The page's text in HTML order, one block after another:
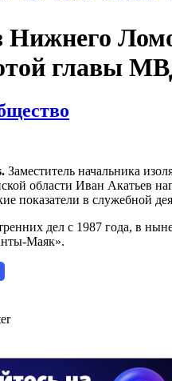
главы
Заместитель начальника
области Иван Акатьев
показатели в служебной
дел с 1987 года, в
Маяк».